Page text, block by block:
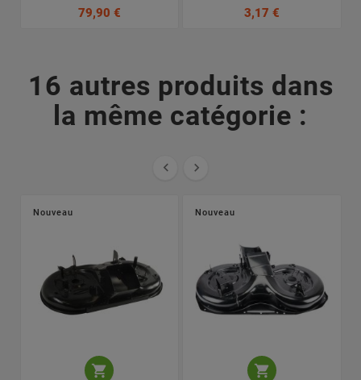
79,90 €
3,17 €
16 autres produits dans
la même catégorie :
 
Nouveau

Nouveau
